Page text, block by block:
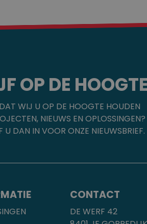
OP DE HOOGTE
WIJ U OP DE HOOGTE HOUDEN
NIEUWS EN OPLOSSINGEN?
U DAN IN VOOR ONZE NIEUWSBRIEF.
CONTACT
DE WERF 42